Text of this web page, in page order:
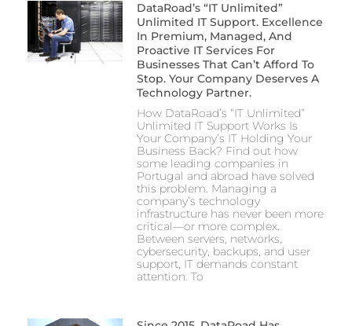
DataRoad’s “IT Unlimited”
Unlimited IT Support. Excellence
In Premium, Managed, And
Proactive IT Services For
Businesses That Can’t Afford To
Stop. Your Company Deserves A
Technology Partner.
How DataRoad’s “IT Unlimited”
Unlimited IT Support Works Is
Your Company’s IT Holding Your
Business Back? Find out how
some leading companies in
Portugal and abroad have solved
this problem. Managing a
company’s technology
infrastructure has never been more
critical—or more complex.
Between servers, networks,
cybersecurity, backups, and user
support, IT demands constant
attention. To